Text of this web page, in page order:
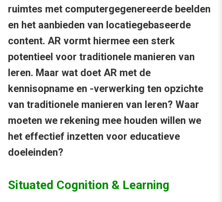
ruimtes met computergegenereerde beelden
en het aanbieden van locatiegebaseerde
content. AR vormt hiermee een sterk
potentieel voor traditionele manieren van
leren. Maar wat doet AR met de
kennisopname en -verwerking ten opzichte
van traditionele manieren van leren? Waar
moeten we rekening mee houden willen we
het effectief inzetten voor educatieve
doeleinden?
Situated Cognition & Learning